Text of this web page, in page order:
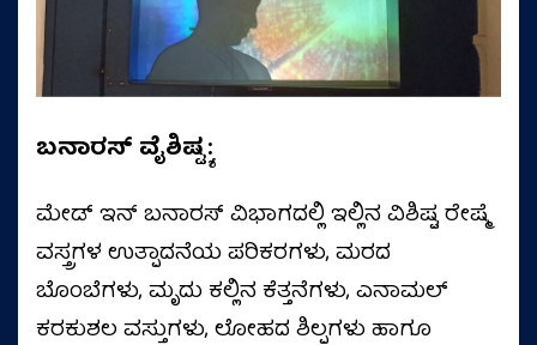
ಬನಾರಸ್‌ ವೈಶಿಷ್ಟ್ಯ:
ಮೇಡ್ ಇನ್ ಬನಾರಸ್ ವಿಭಾಗದಲ್ಲಿ ಇಲ್ಲಿನ ವಿಶಿಷ್ಟ ರೇಷ್ಮೆ
ವಸ್ತ್ರಗಳ ಉತ್ಪಾದನೆಯ ಪರಿಕರಗಳು, ಮರದ
ಬೊಂಬೆಗಳು, ಮೃದು ಕಲ್ಲಿನ ಕೆತ್ತನೆಗಳು, ಎನಾಮಲ್
ಕರಕುಶಲ ವಸ್ತುಗಳು, ಲೋಹದ ಶಿಲ್ಪಗಳು ಹಾಗೂ